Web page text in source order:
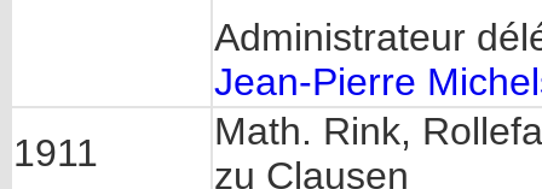
Administrateur
Jean-Pierre
1911
Math. Rink,
zu Clausen